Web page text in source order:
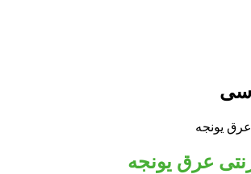
عرق یونجه
عرق یونجه